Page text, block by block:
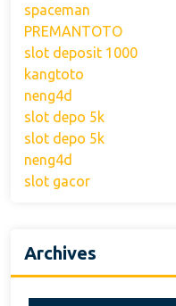
spaceman
PREMANTOTO
slot deposit 1000
kangtoto
neng4d
slot depo 5k
slot depo 5k
neng4d
slot gacor
Archives